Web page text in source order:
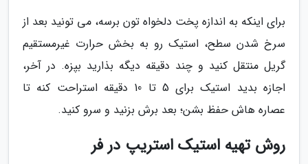
برای اینکه به اندازه پخت دلخواه تون برسه، می تونید بعد از
سرخ شدن سطح، استیک رو به بخش حرارت غیرمستقیم
گریل منتقل کنید و چند دقیقه دیگه بذارید بپزه. در آخر،
اجازه بدید استیک برای 5 تا 10 دقیقه استراحت کنه تا
عصاره هاش حفظ بشن؛ بعد برش بزنید و سرو کنید.
روش تهیه استیک استریپ در فر